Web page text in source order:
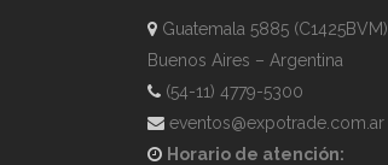
Guatemala 5885 (C1425BVM)
Buenos Aires – Argentina
(54-11) 4779-5300
eventos@expotrade.com.ar
Horario de atención: